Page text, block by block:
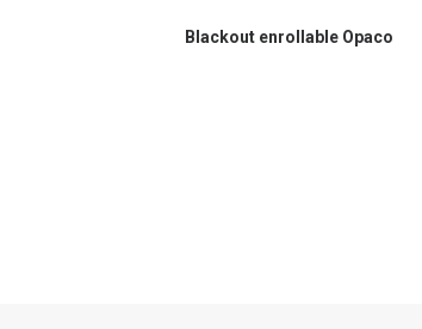
COMPRAR EN AMAZON
Blackout enrollable Opaco